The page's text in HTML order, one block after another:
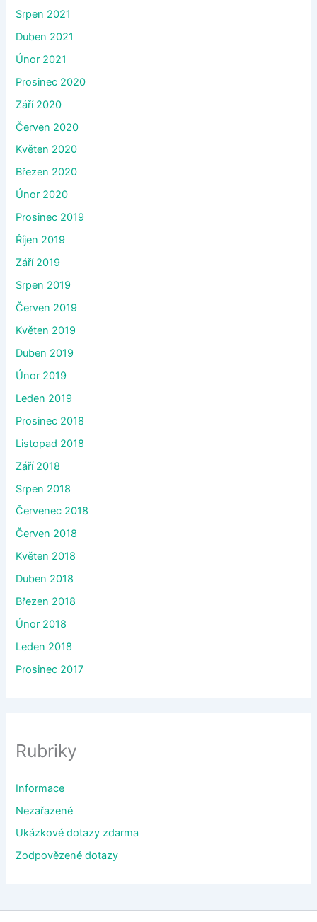
Srpen 2021
Duben 2021
Únor 2021
Prosinec 2020
Září 2020
Červen 2020
Květen 2020
Březen 2020
Únor 2020
Prosinec 2019
Říjen 2019
Září 2019
Srpen 2019
Červen 2019
Květen 2019
Duben 2019
Únor 2019
Leden 2019
Prosinec 2018
Listopad 2018
Září 2018
Srpen 2018
Červenec 2018
Červen 2018
Květen 2018
Duben 2018
Březen 2018
Únor 2018
Leden 2018
Prosinec 2017
Rubriky
Informace
Nezařazené
Ukázkové dotazy zdarma
Zodpovězené dotazy